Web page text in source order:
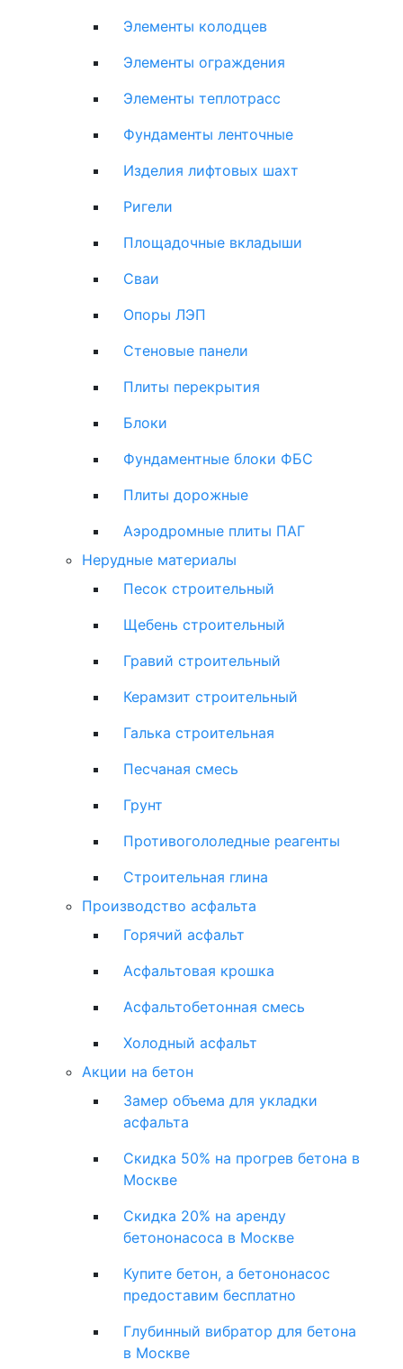
Элементы колодцев
Элементы ограждения
Элементы теплотрасс
Фундаменты ленточные
Изделия лифтовых шахт
Ригели
Площадочные вкладыши
Сваи
Опоры ЛЭП
Стеновые панели
Плиты перекрытия
Блоки
Фундаментные блоки ФБС
Плиты дорожные
Аэродромные плиты ПАГ
Нерудные материалы
Песок строительный
Щебень строительный
Гравий строительный
Керамзит строительный
Галька строительная
Песчаная смесь
Грунт
Противогололедные реагенты
Строительная глина
Производство асфальта
Горячий асфальт
Асфальтовая крошка
Асфальтобетонная смесь
Холодный асфальт
Акции на бетон
Замер объема для укладки
асфальта
Скидка 50% на прогрев бетона в
Москве
Скидка 20% на аренду
бетононасоса в Москве
Купите бетон, а бетононасос
предоставим бесплатно
Глубинный вибратор для бетона
в Москве